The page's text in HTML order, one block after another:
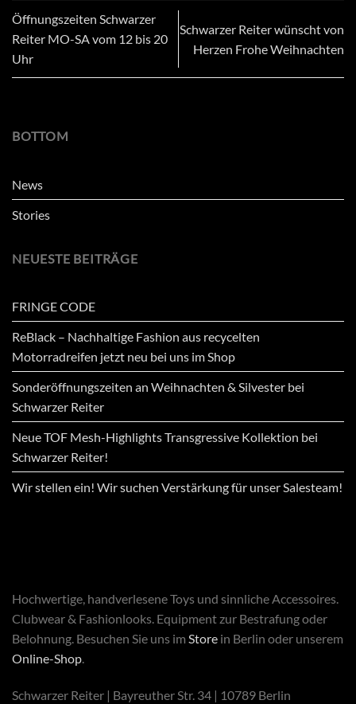
Öffnungszeiten Schwarzer
Reiter MO-SA vom 12 bis 20
Uhr
Schwarzer Reiter wünscht von
Herzen Frohe Weihnachten
BOTTOM
News
Stories
NEUESTE BEITRÄGE
FRINGE CODE
ReBlack – Nachhaltige Fashion aus recycelten
Motorradreifen jetzt neu bei uns im Shop
Sonderöffnungszeiten an Weihnachten & Silvester bei
Schwarzer Reiter
Neue TOF Mesh-Highlights Transgressive Kollektion bei
Schwarzer Reiter!
Wir stellen ein! Wir suchen Verstärkung für unser Salesteam!
Hochwertige, handverlesene Toys und sinnliche Accessoires.
Clubwear & Fashionlooks. Equipment zur Bestrafung oder
Belohnung. Besuchen Sie uns im Store in Berlin oder unserem
Online-Shop.
Schwarzer Reiter | Bayreuther Str. 34 | 10789 Berlin